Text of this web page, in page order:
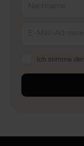
Nachname
E-Mail-Adresse
Ich stimme der